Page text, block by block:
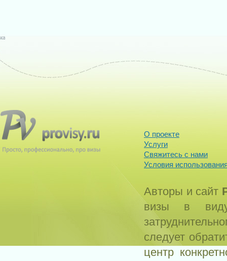
О проекте
Услуги
Свяжитесь с нами
Условия
Авторы и сайт
визы в виду
следует
центр